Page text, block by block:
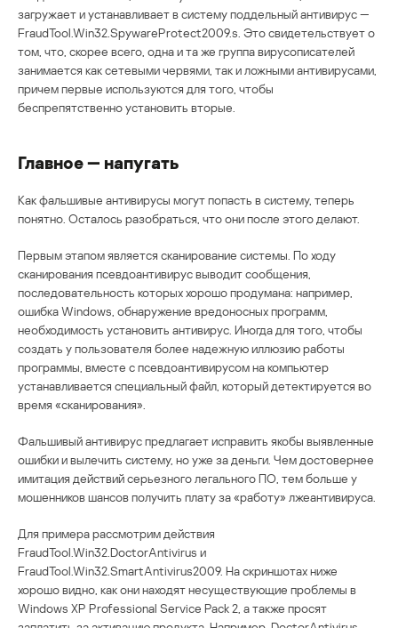
загружает и устанавливает в систему поддельный антивирус —
FraudTool.Win32.SpywareProtect2009.s. Это свидетельствует о
том, что, скорее всего, одна и та же группа вирусописателей
занимается как сетевыми червями, так и ложными антивирусами,
причем первые используются для того, чтобы
беспрепятственно установить вторые.
Главное — напугать
Как фальшивые антивирусы могут попасть в систему, теперь
понятно. Осталось разобраться, что они после этого делают.
Первым этапом является сканирование системы. По ходу
сканирования псевдоантивирус выводит сообщения,
последовательность которых хорошо продумана: например,
ошибка Windows, обнаружение вредоносных программ,
необходимость установить антивирус. Иногда для того, чтобы
создать у пользователя более надежную иллюзию работы
программы, вместе с псевдоантивирусом на компьютер
устанавливается специальный файл, который детектируется во
время «сканирования».
Фальшивый антивирус предлагает исправить якобы выявленные
ошибки и вылечить систему, но уже за деньги. Чем достовернее
имитация действий серьезного легального ПО, тем больше у
мошенников шансов получить плату за «работу» лжеантивируса.
Для примера рассмотрим действия
FraudTool.Win32.DoctorAntivirus и
FraudTool.Win32.SmartAntivirus2009. На скриншотах ниже
хорошо видно, как они находят несуществующие проблемы в
Windows XP Professional Service Pack 2, а также просят